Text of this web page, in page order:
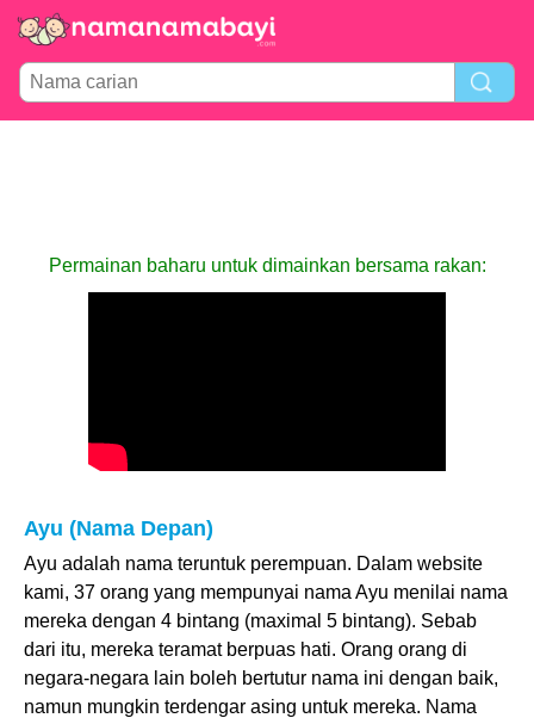
Permainan baharu untuk dimainkan bersama rakan:
Ayu (Nama Depan)
Ayu adalah nama teruntuk perempuan. Dalam website
kami, 37 orang yang mempunyai nama Ayu menilai nama
mereka dengan 4 bintang (maximal 5 bintang). Sebab
dari itu, mereka teramat berpuas hati. Orang orang di
negara-negara lain boleh bertutur nama ini dengan baik,
namun mungkin terdengar asing untuk mereka. Nama